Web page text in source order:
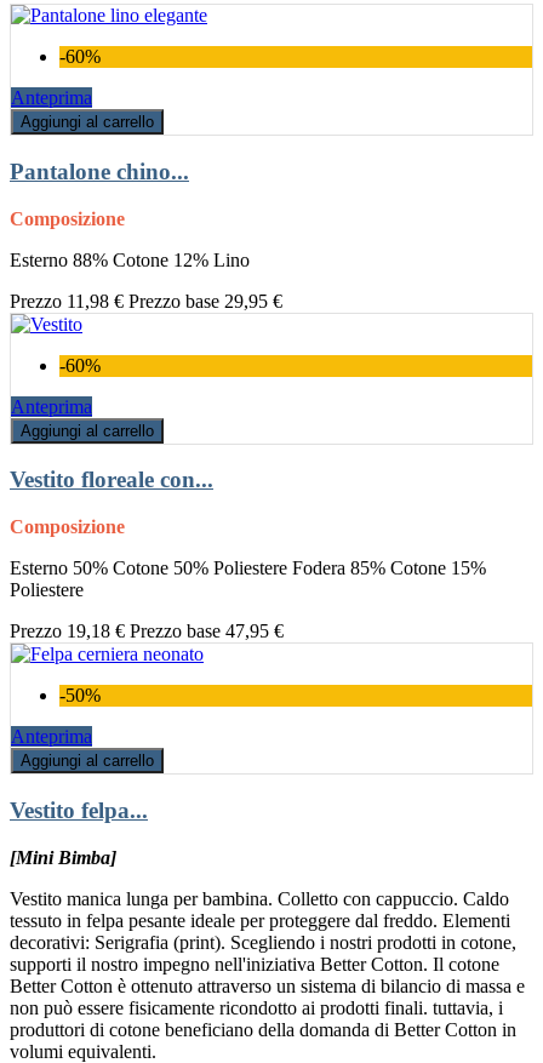
-60%
Anteprima
Aggiungi al carrello
Pantalone chino...
Composizione
Esterno 88% Cotone 12% Lino
Prezzo 11,98 € Prezzo base 29,95 €
-60%
Anteprima
Aggiungi al carrello
Vestito floreale con...
Composizione
Esterno 50% Cotone 50% Poliestere Fodera 85% Cotone 15%
Poliestere
Prezzo 19,18 € Prezzo base 47,95 €
-50%
Anteprima
Aggiungi al carrello
Vestito felpa...
[Mini Bimba]
Vestito manica lunga per bambina. Colletto con cappuccio. Caldo
tessuto in felpa pesante ideale per proteggere dal freddo. Elementi
decorativi: Serigrafia (print). Scegliendo i nostri prodotti in cotone,
supporti il nostro impegno nell'iniziativa Better Cotton. Il cotone
Better Cotton è ottenuto attraverso un sistema di bilancio di massa e
non può essere fisicamente ricondotto ai prodotti finali. tuttavia, i
produttori di cotone beneficiano della domanda di Better Cotton in
volumi equivalenti.